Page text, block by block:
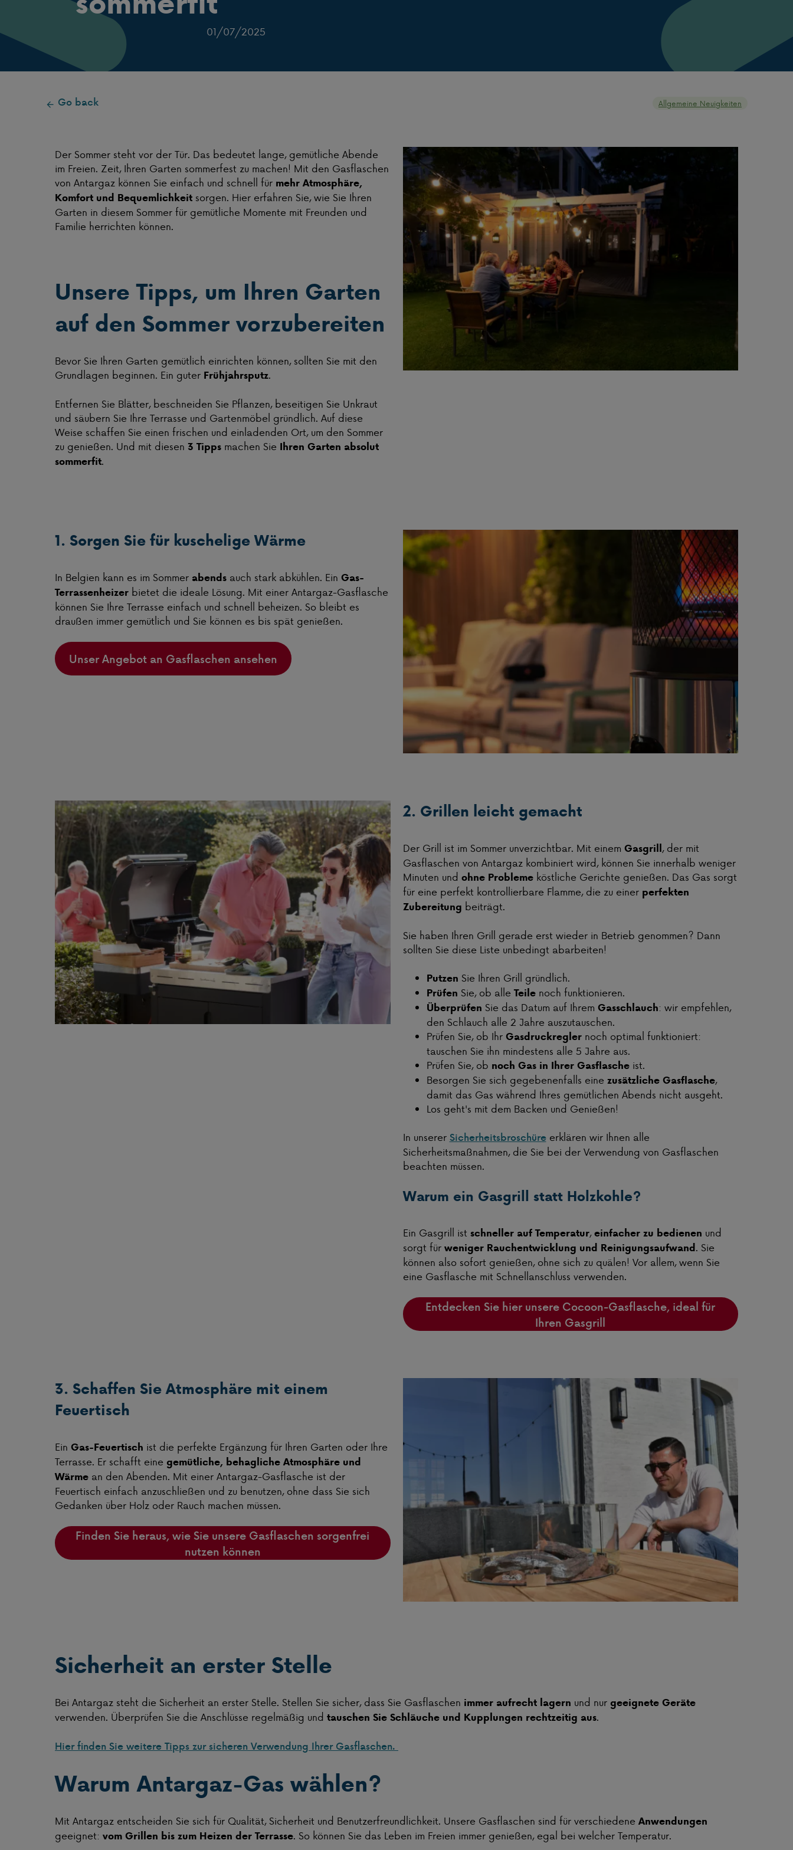
01/07/2025
Go back Allgemeine Neuigkeiten
Der Sommer steht vor der Tür. Das bedeutet lange, gemütliche Abende
im Freien. Zeit, Ihren Garten sommerfest zu machen! Mit den Gasflaschen
von Antargaz können Sie einfach und schnell für mehr Atmosphäre,
Komfort und Bequemlichkeit sorgen. Hier erfahren Sie, wie Sie Ihren
Garten in diesem Sommer für gemütliche Momente mit Freunden und
Familie herrichten können.
Unsere Tipps, um Ihren Garten
auf den Sommer vorzubereiten
Bevor Sie Ihren Garten gemütlich einrichten können, sollten Sie mit den
Grundlagen beginnen. Ein guter Frühjahrsputz.
Entfernen Sie Blätter, beschneiden Sie Pflanzen, beseitigen Sie Unkraut
und säubern Sie Ihre Terrasse und Gartenmöbel gründlich. Auf diese
Weise schaffen Sie einen frischen und einladenden Ort, um den Sommer
zu genießen. Und mit diesen 3 Tipps machen Sie Ihren Garten absolut
sommerfit.
1. Sorgen Sie für kuschelige Wärme
In Belgien kann es im Sommer abends auch stark abkühlen. Ein Gas-
Terrassenheizer bietet die ideale Lösung. Mit einer Antargaz-Gasflasche
können Sie Ihre Terrasse einfach und schnell beheizen. So bleibt es
draußen immer gemütlich und Sie können es bis spät genießen.
Unser Angebot an Gasflaschen ansehen
2. Grillen leicht gemacht
Der Grill ist im Sommer unverzichtbar. Mit einem Gasgrill, der mit
Gasflaschen von Antargaz kombiniert wird, können Sie innerhalb weniger
Minuten und ohne Problemeköstliche Gerichte genießen. Das Gas sorgt
für eine perfekt kontrollierbare Flamme, die zu einer perfekten
Zubereitung beiträgt.
Sie haben Ihren Grill gerade erst wieder in Betrieb genommen? Dann
sollten Sie diese Liste unbedingt abarbeiten!
Putzen Sie Ihren Grill gründlich.
Prüfen Sie, ob alle Teilenoch funktionieren.
Überprüfen Sie das Datum auf Ihrem Gasschlauch: wir empfehlen,
den Schlauch alle 2 Jahre auszutauschen.
Prüfen Sie, ob Ihr Gasdruckreglernoch optimal funktioniert:
tauschen Sie ihn mindestens alle 5 Jahre aus.
Prüfen Sie, ob noch Gas in Ihrer Gasflascheist.
Besorgen Sie sich gegebenenfalls eine zusätzliche Gasflasche,
damit das Gas während Ihres gemütlichen Abends nicht ausgeht.
Los geht's mit dem Backen und Genießen!
In unserer Sicherheitsbroschüreerklären wir Ihnen alle
Sicherheitsmaßnahmen, die Sie bei der Verwendung von Gasflaschen
beachten müssen.
Warum ein Gasgrill statt Holzkohle?
Ein Gasgrill ist schneller auf Temperatur,einfacher zu bedienen und
sorgt für weniger Rauchentwicklung und Reinigungsaufwand. Sie
können also sofort genießen, ohne sich zu quälen! Vor allem, wenn Sie
eine Gasflasche mit Schnellanschluss verwenden.
Entdecken Sie hier unsere Cocoon-Gasflasche, ideal für
Ihren Gasgrill
3. Schaffen Sie Atmosphäre mit einem
Feuertisch
Ein Gas-Feuertisch ist die perfekte Ergänzung für Ihren Garten oder Ihre
Terrasse. Er schafft eine gemütliche, behagliche Atmosphäre und
Wärme an den Abenden. Mit einer Antargaz-Gasflasche ist der
Feuertisch einfach anzuschließen und zu benutzen, ohne dass Sie sich
Gedanken über Holz oder Rauch machen müssen.
Finden Sie heraus, wie Sie unsere Gasflaschen sorgenfrei
nutzen können
Sicherheit an erster Stelle
Bei Antargaz steht die Sicherheit an erster Stelle. Stellen Sie sicher, dass Sie Gasflaschen immer aufrecht lagern und nur geeignete Geräte
verwenden. Überprüfen Sie die Anschlüsse regelmäßig und tauschen Sie Schläuche und Kupplungen rechtzeitig aus.
Hier finden Sie weitere Tipps zur sicheren Verwendung Ihrer Gasflaschen.
Warum Antargaz-Gas wählen?
Mit Antargaz entscheiden Sie sich für Qualität, Sicherheit und Benutzerfreundlichkeit. Unsere Gasflaschen sind für verschiedene Anwendungen
geeignet: vom Grillen bis zum Heizen der Terrasse. So können Sie das Leben im Freien immer genießen, egal bei welcher Temperatur.